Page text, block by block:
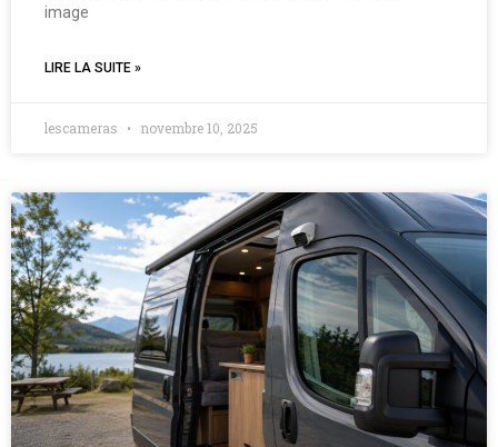
image
LIRE LA SUITE »
lescameras novembre 10, 2025